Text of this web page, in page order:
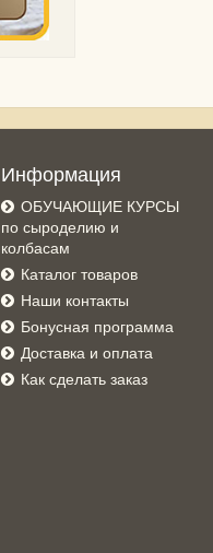
Информация
ОБУЧАЮЩИЕ КУРСЫ
по сыроделию и
колбасам
Каталог товаров
Наши контакты
Бонусная программа
Доставка и оплата
Как сделать заказ